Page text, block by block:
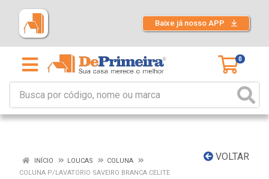
Baixe já nosso APP
0
VOLTAR
INÍCIO LOUCAS
COLUNA
COLUNA P/LAVATORIO SAVEIRO BRANCA CELITE